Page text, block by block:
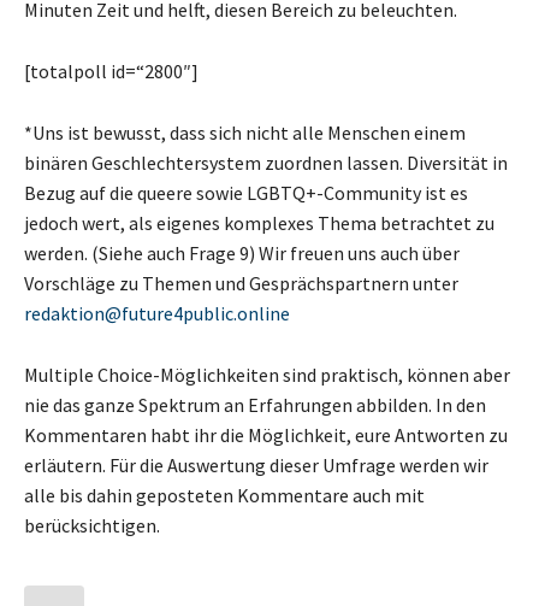
Minuten Zeit und helft, diesen Bereich zu beleuchten.
[totalpoll id=“2800″]
*Uns ist bewusst, dass sich nicht alle Menschen einem
binären Geschlechtersystem zuordnen lassen. Diversität in
Bezug auf die queere sowie LGBTQ+-Community ist es
jedoch wert, als eigenes komplexes Thema betrachtet zu
werden. (Siehe auch Frage 9) Wir freuen uns auch über
Vorschläge zu Themen und Gesprächspartnern unter
redaktion@future4public.online
Multiple Choice-Möglichkeiten sind praktisch, können aber
nie das ganze Spektrum an Erfahrungen abbilden. In den
Kommentaren habt ihr die Möglichkeit, eure Antworten zu
erläutern. Für die Auswertung dieser Umfrage werden wir
alle bis dahin geposteten Kommentare auch mit
berücksichtigen.